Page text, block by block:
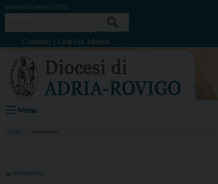
Skip
giovedì 06 agosto 2026
Contatti Orari Ss. Messe
Menu
HOME INTERVENTO
INTERVENTO